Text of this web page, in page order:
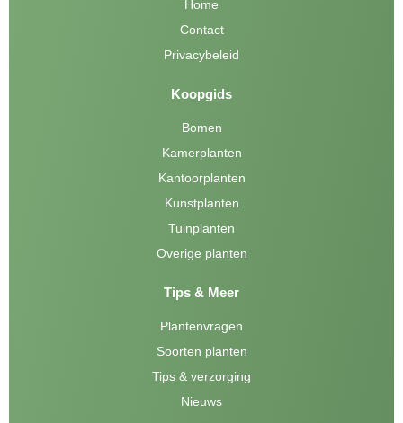
Home
Contact
Privacybeleid
Koopgids
Bomen
Kamerplanten
Kantoorplanten
Kunstplanten
Tuinplanten
Overige planten
Tips & Meer
Plantenvragen
Soorten planten
Tips & verzorging
Nieuws